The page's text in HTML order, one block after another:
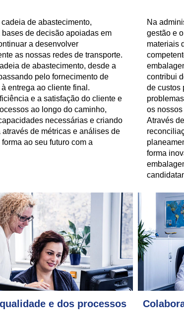
de abastecimento,
de decisão apoiadas em
a desenvolver
as nossas redes de transporte.
de abastecimento, desde a
pelo fornecimento de
entrega ao cliente final.
e a satisfação do cliente e
ao longo do caminho,
necessárias e criando
através de métricas e análises de
ao seu futuro com a
Na
gestão e
materiais
contribui
de custos
os
Através
forma
e dos processos